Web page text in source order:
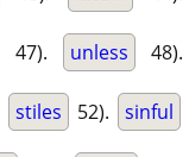
47). unless 48).
stiles 52). sinful